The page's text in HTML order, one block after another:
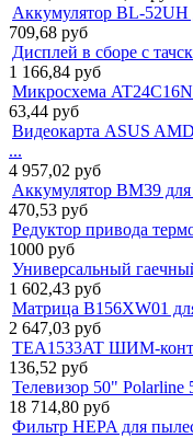
Аккумулятор BL-
709,68 руб
Дисплей в сборе с
1 166,84 руб
Микросхема
63,44 руб
Видеокарта ASUS
...
4 957,02 руб
Аккумулятор BM39
470,53 руб
Редуктор привода
1000 руб
Универсальный
1 602,43 руб
Матрица B156XW01
2 647,03 руб
TEA1533AT ШИМ-
136,52 руб
Телевизор 50"
18 714,80 руб
Фильтр HEPA для